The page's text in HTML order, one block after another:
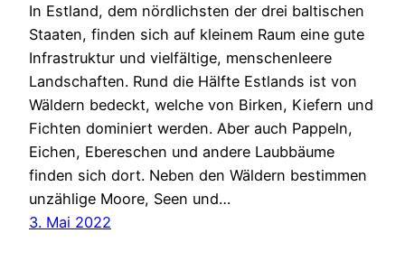
In Estland, dem nördlichsten der drei baltischen
Staaten, finden sich auf kleinem Raum eine gute
Infrastruktur und vielfältige, menschenleere
Landschaften. Rund die Hälfte Estlands ist von
Wäldern bedeckt, welche von Birken, Kiefern und
Fichten dominiert werden. Aber auch Pappeln,
Eichen, Ebereschen und andere Laubbäume
finden sich dort. Neben den Wäldern bestimmen
unzählige Moore, Seen und…
3. Mai 2022